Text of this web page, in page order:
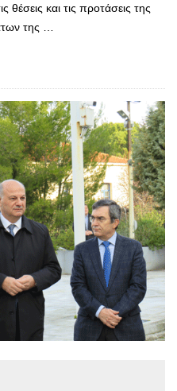
και τις προτάσεις της
της …